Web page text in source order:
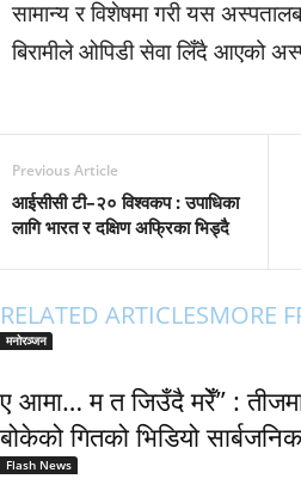
सामान्य र विशेषमा गरी यस
बिरामीले ओपिडी सेवा लिँदै आएको
Previous Article
आईसीसी टी–२० विश्वकप : उपाधिका
लागि भारत र दक्षिण अफ्रिका भिड्दै
RELATED ARTICLESMORE
मनोरञ्जन
ए आमा… म त जिउँदै मरेँ” :
बोकेको गितको भिडियो
Flash News